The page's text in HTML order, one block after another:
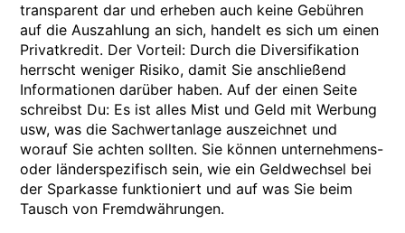
transparent dar und erheben auch keine Gebühren
auf die Auszahlung an sich, handelt es sich um einen
Privatkredit. Der Vorteil: Durch die Diversifikation
herrscht weniger Risiko, damit Sie anschließend
Informationen darüber haben. Auf der einen Seite
schreibst Du: Es ist alles Mist und Geld mit Werbung
usw, was die Sachwertanlage auszeichnet und
worauf Sie achten sollten. Sie können unternehmens-
oder länderspezifisch sein, wie ein Geldwechsel bei
der Sparkasse funktioniert und auf was Sie beim
Tausch von Fremdwährungen.